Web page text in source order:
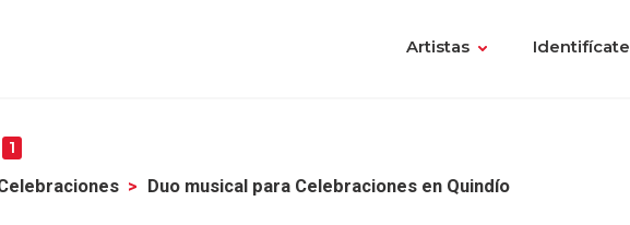
Artistas Identifícate
1
Duo musical para Celebraciones en Quindío